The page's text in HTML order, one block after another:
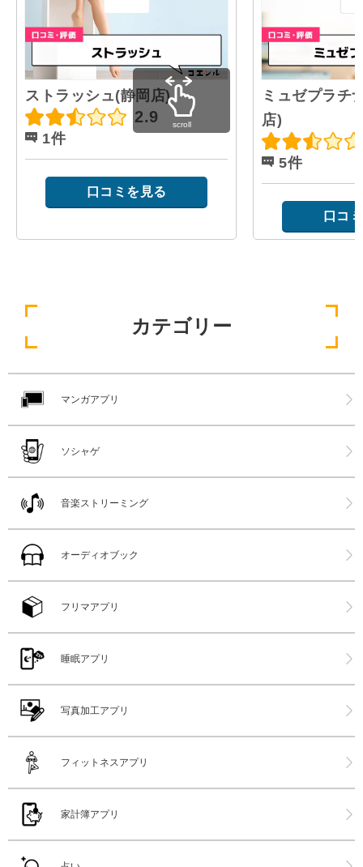
ストラッシュ(静岡店)
2.9
1件
口コミを見る
ミュゼプラチ
店)
5件
口コ
scroll
カテゴリー
マンガアプリ
ソシャゲ
音楽ストリーミング
オーディオブック
フリマアプリ
睡眠アプリ
写真加工アプリ
フィットネスアプリ
家計簿アプリ